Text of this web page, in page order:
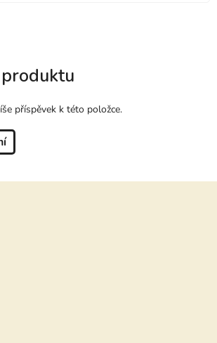
příspěvek k této položce.